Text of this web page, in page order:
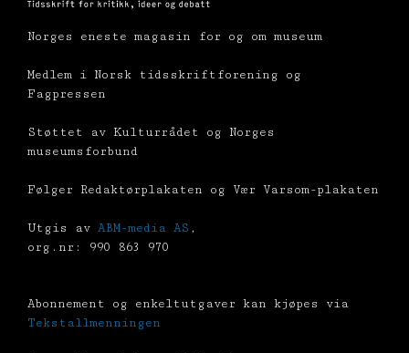
Norges eneste magasin for og om museum
Medlem i Norsk tidsskriftforening og
Fagpressen
Støttet av Kulturrådet og Norges
museumsforbund
Følger Redaktørplakaten og Vær Varsom-plakaten
Utgis av ABM-media AS ,
org.nr: 990 863 970
Abonnement og enkeltutgaver kan kjøpes via
Tekstallmenningen